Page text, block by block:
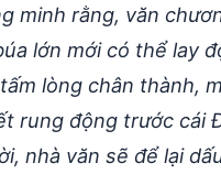
minh rằng, văn
lớn mới có thể lay
lòng chân thành,
rung động trước cái
nhà văn sẽ để lại